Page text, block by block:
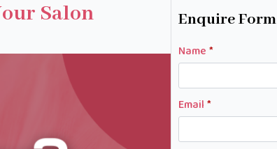
Salon
Enquire Form
Name *
Email *